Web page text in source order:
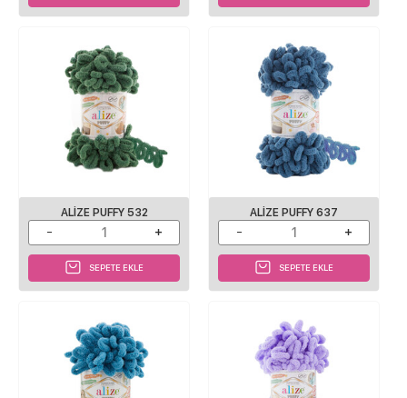
ALIZE PUFFY 532
SEPETE EKLE
ALIZE PUFFY 637
SEPETE EKLE